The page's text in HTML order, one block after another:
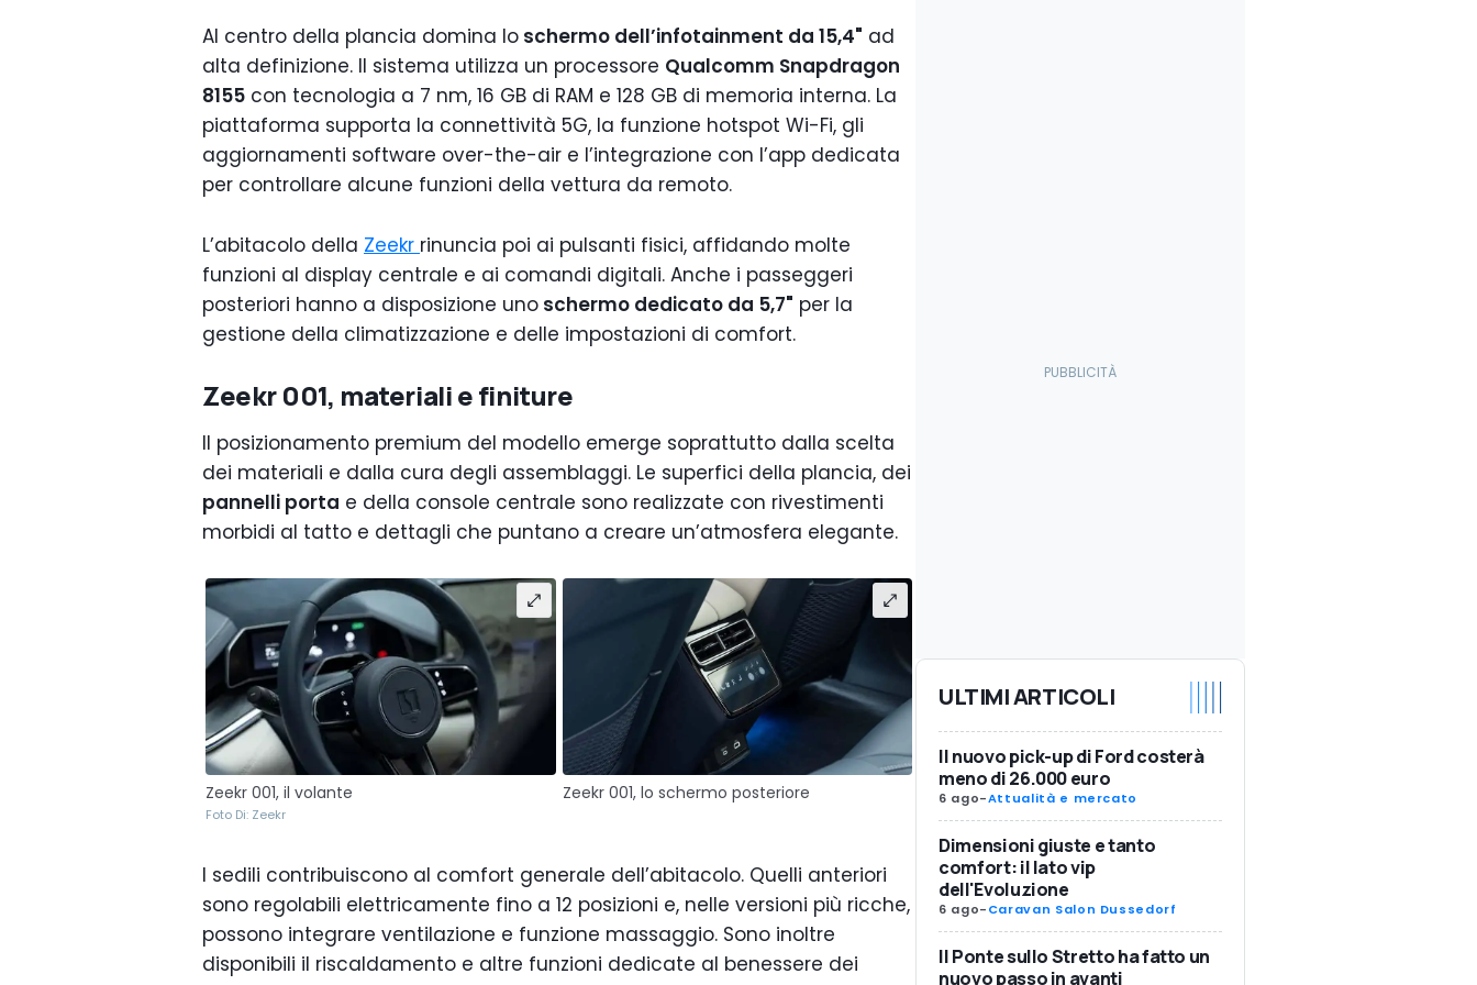
Al centro della plancia domina lo schermo dell’infotainment da 15,4" ad
alta definizione. Il sistema utilizza un processore Qualcomm Snapdragon
8155 con tecnologia a 7 nm, 16 GB di RAM e 128 GB di memoria interna. La
piattaforma supporta la connettività 5G, la funzione hotspot Wi-Fi, gli
aggiornamenti software over-the-air e l’integrazione con l’app dedicata
per controllare alcune funzioni della vettura da remoto.
L’abitacolo della Zeekr rinuncia poi ai pulsanti fisici, affidando molte
funzioni al display centrale e ai comandi digitali. Anche i passeggeri
posteriori hanno a disposizione uno schermo dedicato da 5,7" per la
gestione della climatizzazione e delle impostazioni di comfort.
Zeekr 001, materiali e finiture
Il posizionamento premium del modello emerge soprattutto dalla scelta
dei materiali e dalla cura degli assemblaggi. Le superfici della plancia, dei
pannelli porta e della console centrale sono realizzate con rivestimenti
morbidi al tatto e dettagli che puntano a creare un’atmosfera elegante.
Zeekr 001, il volante
Foto Di: Zeekr
Zeekr 001, lo schermo posteriore
I sedili contribuiscono al comfort generale dell’abitacolo. Quelli anteriori
sono regolabili elettricamente fino a 12 posizioni e, nelle versioni più ricche,
possono integrare ventilazione e funzione massaggio. Sono inoltre
disponibili il riscaldamento e altre funzioni dedicate al benessere dei
ULTIMI ARTICOLI
Il nuovo pick-up di Ford costerà
meno di 26.000 euro
6 ago-Attualità e mercato
Dimensioni giuste e tanto
comfort: il lato vip
dell'Evoluzione
6 ago-Caravan Salon Dussedorf
Il Ponte sullo Stretto ha fatto un
nuovo passo in avanti